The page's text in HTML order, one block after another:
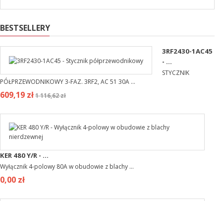
BESTSELLERY
3RF2430-1AC45
- ...
STYCZNIK
PÓŁPRZEWODNIKOWY 3-FAZ. 3RF2, AC 51 30A ...
609,19 zł1 116,62 zł
KER 480 Y/R - ...
Wyłącznik 4-polowy 80A w obudowie z blachy ...
0,00 zł